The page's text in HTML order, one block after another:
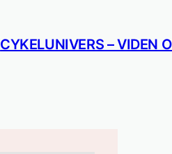
CYKELUNIVERS – VIDEN